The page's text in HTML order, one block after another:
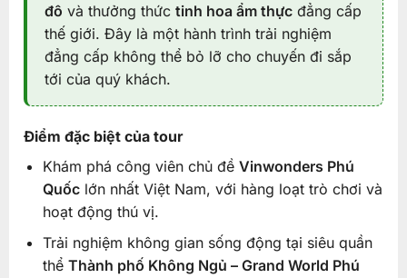
đô và thưởng thức tinh hoa ẩm thựcđẳng cấp
thế giới. Đây là một hành trình trải nghiệm
đẳng cấp không thể bỏ lỡ cho chuyến đi sắp
tới của quý khách.
Điểm đặc biệt của tour
Khám phá công viên chủ đề Vinwonders Phú
Quốclớn nhất Việt Nam, với hàng loạt trò chơi và
hoạt động thú vị.
Trải nghiệm không gian sống động tại siêu quần
thể Thành phố Không Ngủ – Grand World Phú